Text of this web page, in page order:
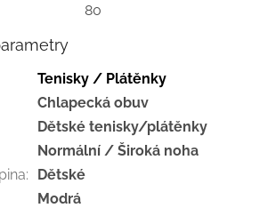
80
Tenisky / Plátěnky
Chlapecká obuv
Dětské tenisky/plátěnky
Normální / Široká noha
: Dětské
Modrá